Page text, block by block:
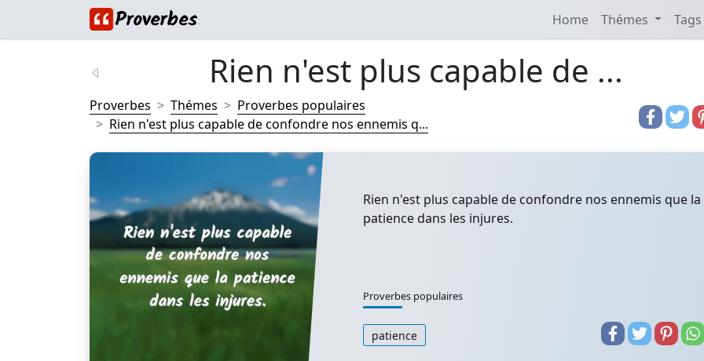
Home Thémes
Rien n'est plus capable de ...
Proverbes Thémes
Proverbes populaires
Rien n'est plus capable de confondre nos ennemis q...
Rien n'est plus capable de confondre nos ennemis que la
patience dans les injures.
Proverbes populaires
patience